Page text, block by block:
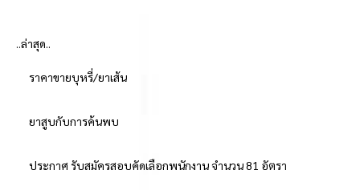
..ล่าสุด..
ราคาขายบุหรี่/ยาเส้น
ยาสูบกับการค้นพบ
ประกาศ รับสมัครสอบคัดเลือกพนักงาน จำนวน 81 อัตรา